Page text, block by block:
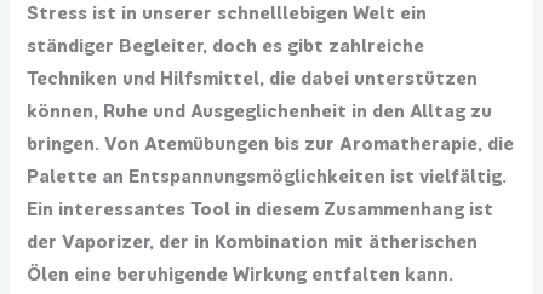
Stress ist in unserer schnelllebigen Welt ein
ständiger Begleiter, doch es gibt zahlreiche
Techniken und Hilfsmittel, die dabei unterstützen
können, Ruhe und Ausgeglichenheit in den Alltag zu
bringen. Von Atemübungen bis zur Aromatherapie, die
Palette an Entspannungsmöglichkeiten ist vielfältig.
Ein interessantes Tool in diesem Zusammenhang ist
der Vaporizer, der in Kombination mit ätherischen
Ölen eine beruhigende Wirkung entfalten kann.